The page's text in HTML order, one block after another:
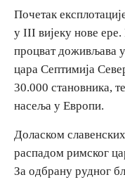
Мултимедија
Фото
Видео
E-Brochure
Почетак
у III вијеку нове
процват доживљава
цара Септимија
30.000 становника,
насеља у Европи.
Доласком
распадом римског
За одбрану рудног